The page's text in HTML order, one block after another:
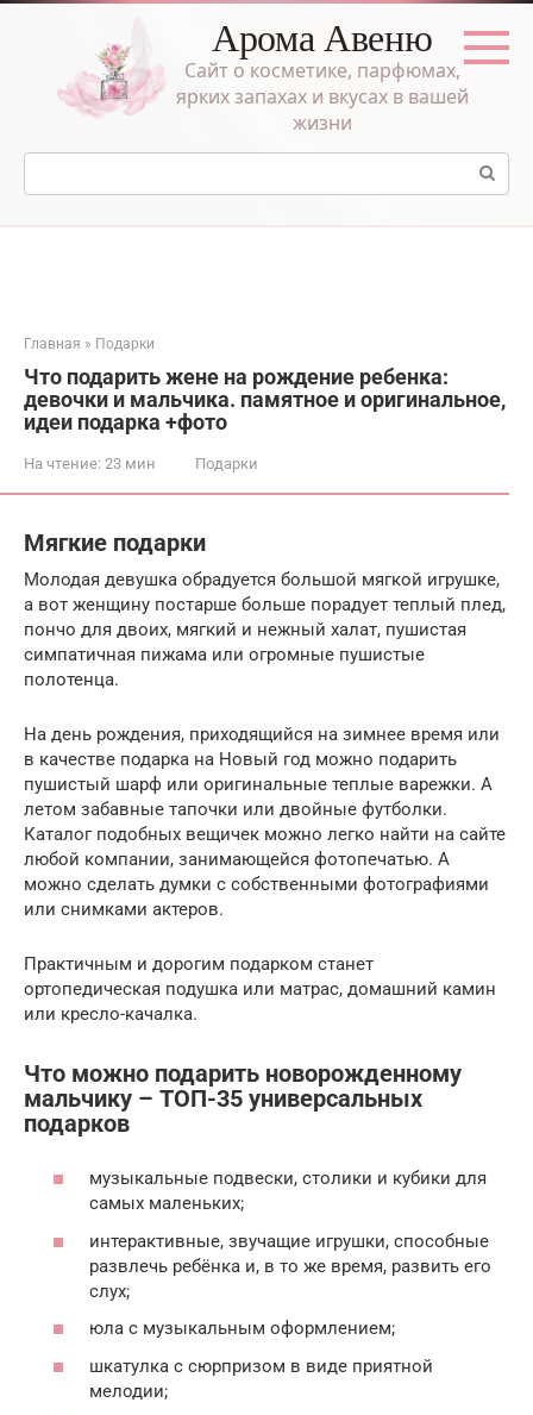
Перейти
Арома Авеню
Сайт о косметике, парфюмах,
ярких запахах и вкусах в вашей
жизни
Поиск:
Главная » Подарки
Что подарить жене на рождение ребенка:
девочки и мальчика. памятное и оригинальное,
идеи подарка +фото
На чтение: 23 мин Подарки
Мягкие подарки
Молодая девушка обрадуется большой мягкой игрушке,
а вот женщину постарше больше порадует теплый плед,
пончо для двоих, мягкий и нежный халат, пушистая
симпатичная пижама или огромные пушистые
полотенца.
На день рождения, приходящийся на зимнее время или
в качестве подарка на Новый год можно подарить
пушистый шарф или оригинальные теплые варежки. А
летом забавные тапочки или двойные футболки.
Каталог подобных вещичек можно легко найти на сайте
любой компании, занимающейся фотопечатью. А
можно сделать думки с собственными фотографиями
или снимками актеров.
Практичным и дорогим подарком станет
ортопедическая подушка или матрас, домашний камин
или кресло-качалка.
Что можно подарить новорожденному
мальчику – ТОП-35 универсальных
подарков
музыкальные подвески, столики и кубики для
самых маленьких;
интерактивные, звучащие игрушки, способные
развлечь ребёнка и, в то же время, развить его
слух;
юла с музыкальным оформлением;
шкатулка с сюрпризом в виде приятной
мелодии;